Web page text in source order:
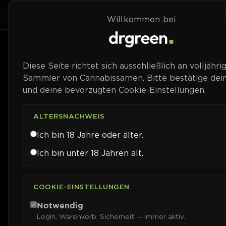
Zum Inhalt springen
Home
Blütetyp
Genetik
THC-Gehalt
Willkommen bei
Diese Seite richtet sich ausschließlich an
Sammler von Cannabissamen. Bitte bestätige
und deine bevorzugten Cookie-Einstellungen.
ALTERSNACHWEIS
Ich bin 18 Jahre oder älter.
Ich bin unter 18 Jahren alt.
COOKIE-EINSTELLUNGEN
Notwendig
Login, Warenkorb, Sicherheit — immer aktiv.